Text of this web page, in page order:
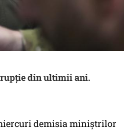
din ultimii ani.
demisia miniştrilor